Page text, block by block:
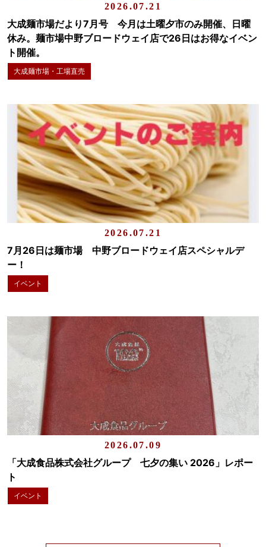
2026.07.21
大成麺市場だより7月号 今月は土曜夕市のみ開催、日曜
休み。麺市場中野ブロードウェイ店で26日はお得なイベン
ト開催。
大成麺市場・工場直売
2026.07.21
7月26日は麺市場 中野ブロードウェイ店スペシャルデ
ー！
イベント
2026.07.09
「大成食品株式会社グループ 七夕の集い 2026」レポー
ト
イベント